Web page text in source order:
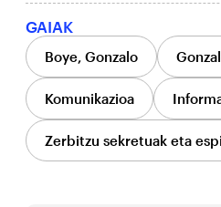
GAIAK
Boye, Gonzalo
Komunikazioa
Zerbitzu sekretuak eta